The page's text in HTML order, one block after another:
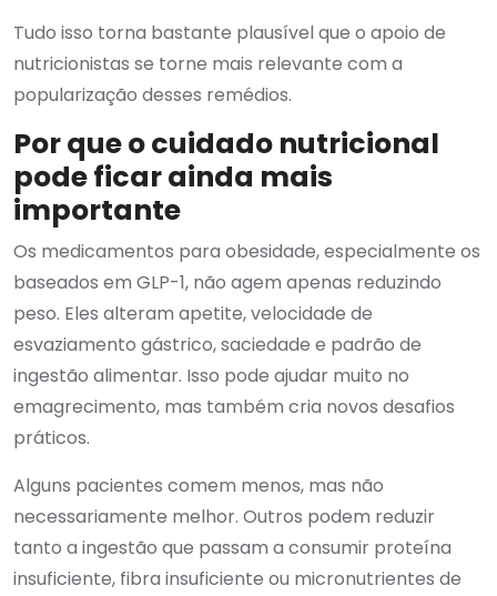
Tudo isso torna bastante plausível que o apoio de
nutricionistas se torne mais relevante com a
popularização desses remédios.
Por que o cuidado nutricional
pode ficar ainda mais
importante
Os medicamentos para obesidade, especialmente os
baseados em GLP-1, não agem apenas reduzindo
peso. Eles alteram apetite, velocidade de
esvaziamento gástrico, saciedade e padrão de
ingestão alimentar. Isso pode ajudar muito no
emagrecimento, mas também cria novos desafios
práticos.
Alguns pacientes comem menos, mas não
necessariamente melhor. Outros podem reduzir
tanto a ingestão que passam a consumir proteína
insuficiente, fibra insuficiente ou micronutrientes de